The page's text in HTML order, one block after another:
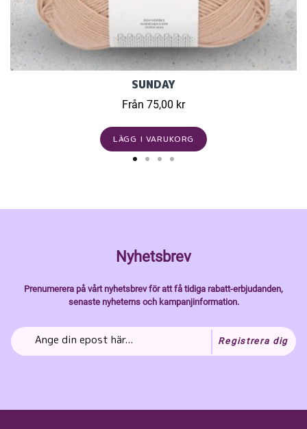
SUNDAY
Från 75,00 kr
LÄGG I VARUKORG
Nyhetsbrev
Prenumerera på vårt nyhetsbrev för att få tidiga rabatt-erbjudanden,
senaste nyheterns och kampanjinformation.
Registrera dig